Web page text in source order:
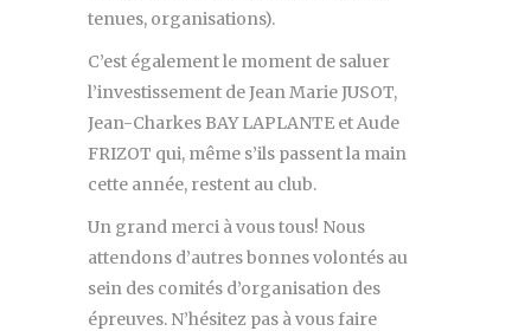
tenues, organisations).
C’est également le moment de saluer
l’investissement de Jean Marie JUSOT,
Jean-Charkes BAY LAPLANTE et Aude
FRIZOT qui, même s’ils passent la main
cette année, restent au club.
Un grand merci à vous tous! Nous
attendons d’autres bonnes volontés au
sein des comités d’organisation des
épreuves. N’hésitez pas à vous faire